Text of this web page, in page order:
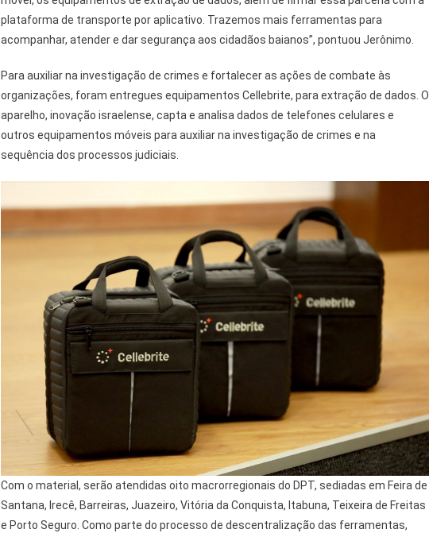
plataforma de transporte por aplicativo. Trazemos mais ferramentas para
acompanhar, atender e dar segurança aos cidadãos baianos”, pontuou Jerônimo.
Para auxiliar na investigação de crimes e fortalecer as ações de combate às
organizações, foram entregues equipamentos Cellebrite, para extração de dados. O
aparelho, inovação israelense, capta e analisa dados de telefones celulares e
outros equipamentos móveis para auxiliar na investigação de crimes e na
sequência dos processos judiciais.
Com o material, serão atendidas oito macrorregionais do DPT, sediadas em Feira de
Santana, Irecê, Barreiras, Juazeiro, Vitória da Conquista, Itabuna, Teixeira de Freitas
e Porto Seguro. Como parte do processo de descentralização das ferramentas,